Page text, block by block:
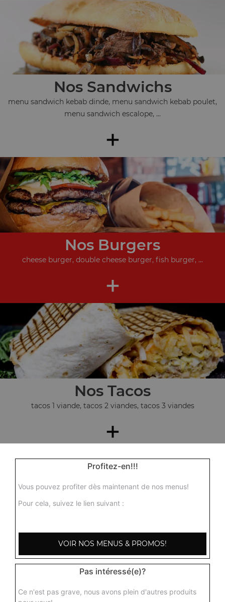
Nos Sandwichs
menu sandwich kebab dinde, menu sandwich kebab poulet,
menu sandwich escalope, ...
+
Nos Burgers
cheese burger, double cheese burger, fish burger, ...
+
Nos Tacos
tacos 1 viande, tacos 2 viandes, tacos 3 viandes
+
Nos Paninis
+
Profitez-en!!!
Vous pouvez profiter dès maintenant de nos menus!
Pour cela, suivez le lien suivant :
VOIR NOS MENUS & PROMOS!
Pas intéressé(e)?
Ce n'est pas grave, nous avons plein d'autres produits